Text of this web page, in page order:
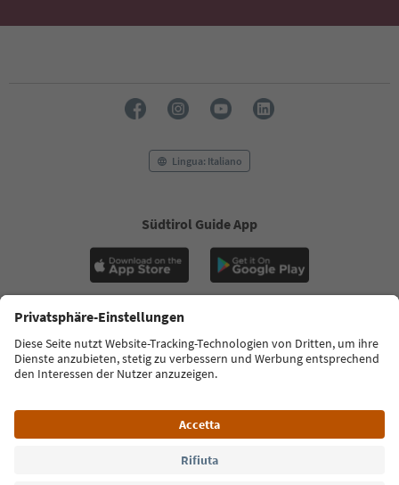
Lingua: Italiano
Südtirol Guide App
FAQ Contatti Press MICE
Privacy Policy
Termini e condizioni
Crediti
Cookie Policy
Alto Adige B2B